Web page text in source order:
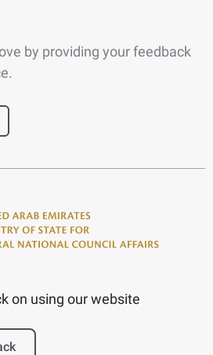
by providing your feedback
on using our website